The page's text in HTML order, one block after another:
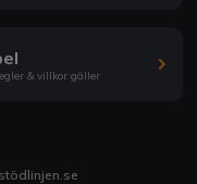
& villkor gäller